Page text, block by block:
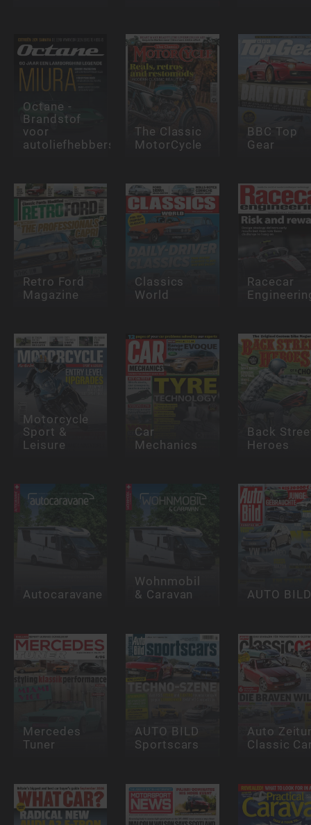
Octane -
Brandstof
voor
autoliefhebbers
The Classic
MotorCycle
BBC Top
Gear
Retro Ford
Magazine
Classics
World
Racecar
Motorcycle
Sport &
Leisure
Car
Mechanics
Back
Heroes
Autocaravane
Wohnmobil
& Caravan AUTO BILD
Mercedes
Tuner
AUTO BILD
Sportscars
Auto
Classic